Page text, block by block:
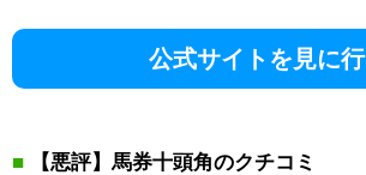
公式サイトを見に行
■ 【悪評】馬券十頭角のクチコミ